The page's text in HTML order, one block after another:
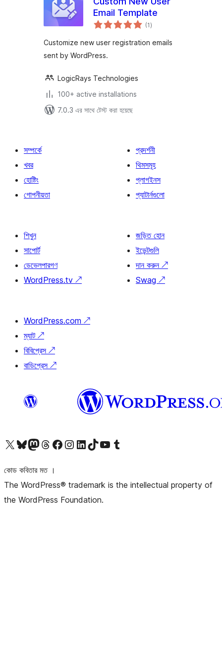
Email Template
(1total
ratings
)
Customize new user registration emails
sent by WordPress.
LogicRays Technologies
100+ active installations
7.0.3 এর সাথে টেস্ট করা হয়েছে
সম্পর্কে
খবর
হোষ্টিং
গোপনীয়তা
প্রদর্শনী
থিমসমূহ
প্লাগইনস
প্যাটার্নগুলো
শিখুন
সাপোর্ট
ডেভেলপারগণ
WordPress.tv ↗
জড়িত হোন
ইভেন্টগুলি
দান করুন ↗
Swag ↗
WordPress.com ↗
ম্যাট ↗
বিবিপ্রেস ↗
বাডিপ্রেস ↗
আমাদের X (আগের টুইটার) অ্যাকাউন্টে যানআমাদের Bluesky অ্যাকাউন্টটি দেখুনআমাদের মাস্টোডন অ্যাকাউন্টটি দেখুনআমাদের থ্রেডস অ্যাকাউন্টটি দেখুনআমাদের ফেসবুক পেজ দেখুনআমাদের ইন্সটাগ্রাম অ্যাকাউন্ট দেখুনআমাদের লিঙ্কডইন অ্যাকাউন্টে যানআমাদের TikTok অ্যাকাউন্টটি দেখুনআমাদের ইউটিউব চ্যানেলে যান আমাদের টাম্বলার অ্যাকাউন্ট দেখুন
কোড কবিতার মত ।
The WordPress® trademark is the intellectual property of
the WordPress Foundation.